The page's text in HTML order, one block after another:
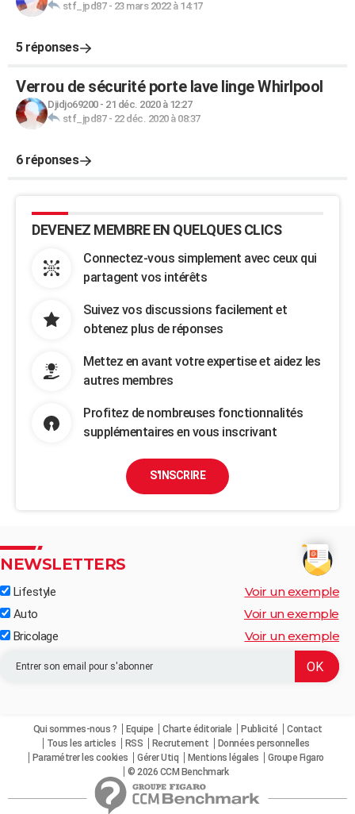
stf_jpd87- 23 mars 2022 à 14:17
5 réponses
Verrou de sécurité porte lave linge Whirlpool
Djidjo69200- 21 déc. 2020 à 12:27
stf_jpd87- 22 déc. 2020 à 08:37
6 réponses
DEVENEZ MEMBRE EN QUELQUES CLICS
Connectez-vous simplement avec ceux qui
partagent vos intérêts
Suivez vos discussions facilement et
obtenez plus de réponses
Mettez en avant votre expertise et aidez les
autres membres
Profitez de nombreuses fonctionnalités
supplémentaires en vous inscrivant
S'INSCRIRE
NEWSLETTERS
Lifestyle Voir un exemple
Auto Voir un exemple
Bricolage Voir un exemple
Qui sommes-nous ? Equipe Charte éditoriale Publicité
Contact
Tous les articles
RSS Recrutement
Données personnelles
Paramétrer les cookies
Gérer Utiq Mentions légales
Groupe Figaro
© 2026 CCM Benchmark